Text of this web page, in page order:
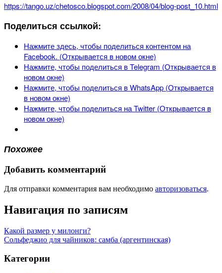
https://tango.uz/chetosco.blogspot.com/2008/04/blog-post_10.html
Поделиться ссылкой:
Нажмите здесь, чтобы поделиться контентом на
Facebook. (Открывается в новом окне)
Нажмите, чтобы поделиться в Telegram (Открывается в
новом окне)
Нажмите, чтобы поделиться в WhatsApp (Открывается
в новом окне)
Нажмите, чтобы поделиться на Twitter (Открывается в
новом окне)
Похожее
Добавить комментарий
Для отправки комментария вам необходимо авторизоваться.
Навигация по записям
Какой размер у милонги?
Сольфеджио для чайников: самба (аргентинская)
Категории